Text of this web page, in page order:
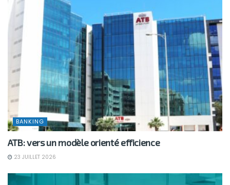
BANKING
ATB: vers un modèle orienté efficience
23 JUILLET 2026